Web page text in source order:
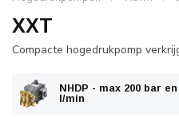
XXT
Compacte hogedrukpomp
NHDP - max 200 bar en
l/min